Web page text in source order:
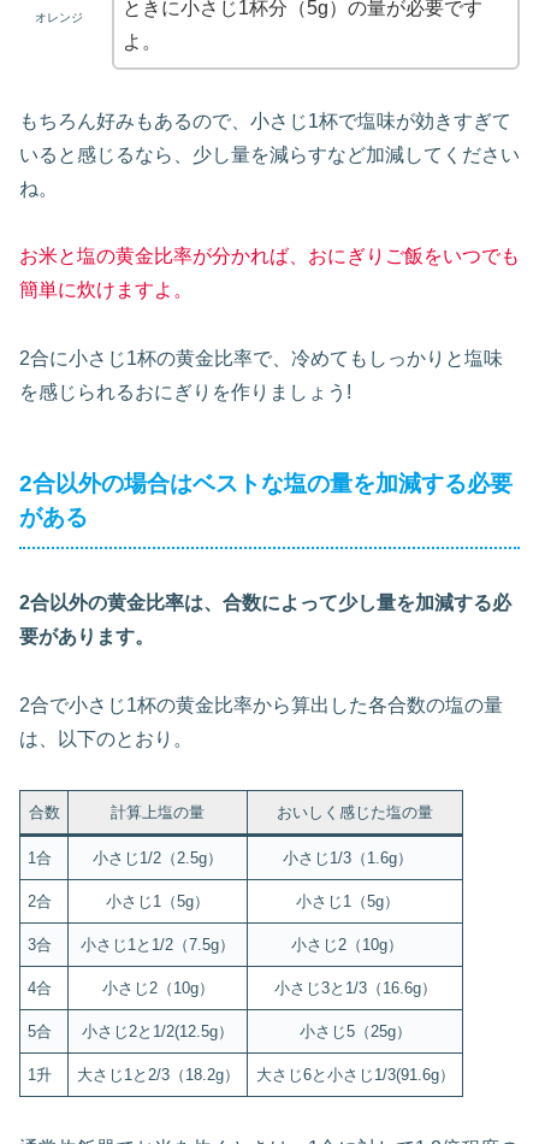
オレンジ
ときに小さじ1杯分（5g）の量が必要です
よ。
もちろん好みもあるので、小さじ1杯で塩味が効きすぎて
いると感じるなら、少し量を減らすなど加減してください
ね。
お米と塩の黄金比率が分かれば、おにぎりご飯をいつでも
簡単に炊けますよ。
2合に小さじ1杯の黄金比率で、冷めてもしっかりと塩味
を感じられるおにぎりを作りましょう!
2合以外の場合はベストな塩の量を加減する必要
がある
2合以外の黄金比率は、合数によって少し量を加減する必
要があります。
2合で小さじ1杯の黄金比率から算出した各合数の塩の量
は、以下のとおり。
合数 計算上塩の量 おいしく感じた塩の量
1合 小さじ1/2（2.5g） 小さじ1/3（1.6g）
2合 小さじ1（5g） 小さじ1（5g）
3合 小さじ1と1/2（7.5g） 小さじ2（10g）
4合 小さじ2（10g） 小さじ3と1/3（16.6g）
5合 小さじ2と1/2(12.5g） 小さじ5（25g）
1升 大さじ1と2/3（18.2g） 大さじ6と小さじ1/3(91.6g）